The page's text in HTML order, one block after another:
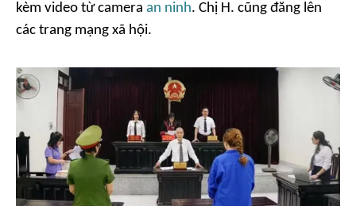
kèm video từ camera an ninh. Chị H. cũng đăng lên
các trang mạng xã hội.